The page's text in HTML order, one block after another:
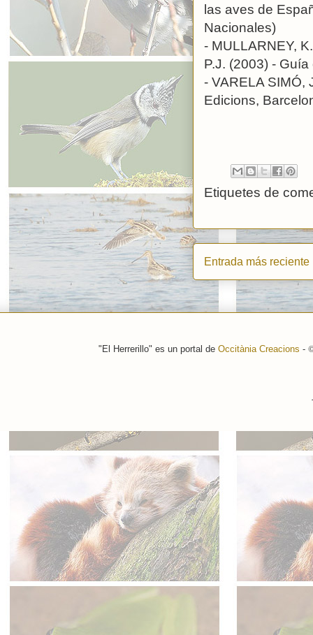
las aves de
Nacionales)
- MULLARNEY,
P.J. (2003) -
- VARELA SIMÓ,
Edicions,
Etiquetes de
Entrada más reciente
"El Herrerillo" es un portal de Occitània Creacions -